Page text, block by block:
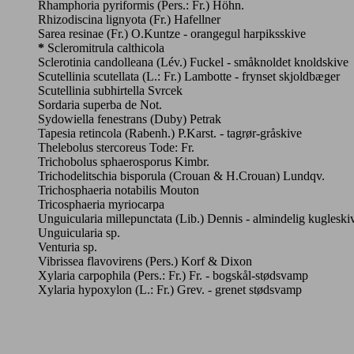
Rhamphoria pyriformis (Pers.: Fr.) Höhn.
Rhizodiscina lignyota (Fr.) Hafellner
Sarea resinae (Fr.) O.Kuntze - orangegul harpiksskive
* Scleromitrula calthicola
Sclerotinia candolleana (Lév.) Fuckel - småknoldet knoldskive
Scutellinia scutellata (L.: Fr.) Lambotte - frynset skjoldbæger
Scutellinia subhirtella Svrcek
Sordaria superba de Not.
Sydowiella fenestrans (Duby) Petrak
Tapesia retincola (Rabenh.) P.Karst. - tagrør-gråskive
Thelebolus stercoreus Tode: Fr.
Trichobolus sphaerosporus Kimbr.
Trichodelitschia bisporula (Crouan & H.Crouan) Lundqv.
Trichosphaeria notabilis Mouton
Tricosphaeria myriocarpa
Unguicularia millepunctata (Lib.) Dennis - almindelig
Unguicularia sp.
Venturia sp.
Vibrissea flavovirens (Pers.) Korf & Dixon
Xylaria carpophila (Pers.: Fr.) Fr. - bogskål-stødsvamp
Xylaria hypoxylon (L.: Fr.) Grev. - grenet stødsvamp